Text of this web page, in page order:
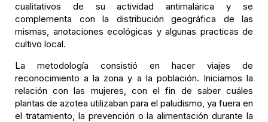
cualitativos de su actividad antimalárica y se
complementa con la distribución geográfica de las
mismas, anotaciones ecológicas y algunas practicas de
cultivo local.
La metodología consistió en hacer viajes de
reconocimiento a la zona y a la población. Iniciamos la
relación con las mujeres, con el fin de saber cuáles
plantas de azotea utilizaban para el paludismo, ya fuera en
el tratamiento, la prevención o la alimentación durante la